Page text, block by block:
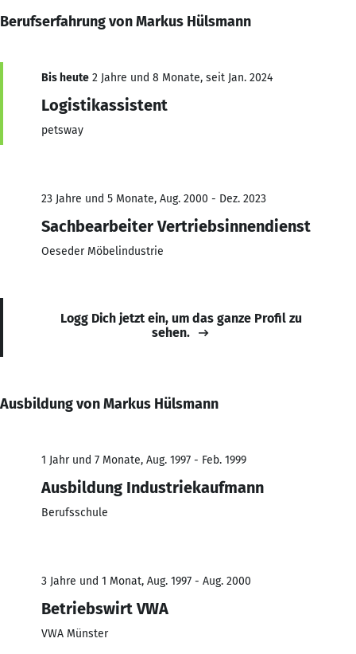
Berufserfahrung von Markus Hülsmann
Bis heute 2 Jahre und 8 Monate, seit Jan. 2024
Logistikassistent
petsway
23 Jahre und 5 Monate, Aug. 2000 - Dez. 2023
Sachbearbeiter Vertriebsinnendienst
Oeseder Möbelindustrie
Logg Dich jetzt ein, um das ganze Profil zu
sehen.
Ausbildung von Markus Hülsmann
1 Jahr und 7 Monate, Aug. 1997 - Feb. 1999
Ausbildung Industriekaufmann
Berufsschule
3 Jahre und 1 Monat, Aug. 1997 - Aug. 2000
Betriebswirt VWA
VWA Münster